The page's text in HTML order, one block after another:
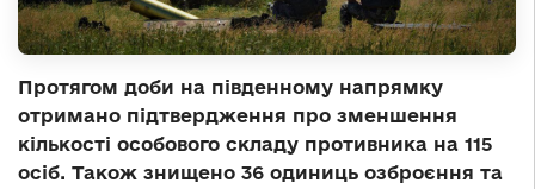
Протягом доби на південному напрямку
отримано підтвердження про зменшення
кількості особового складу противника на 115
осіб. Також знищено 36 одиниць озброєння та